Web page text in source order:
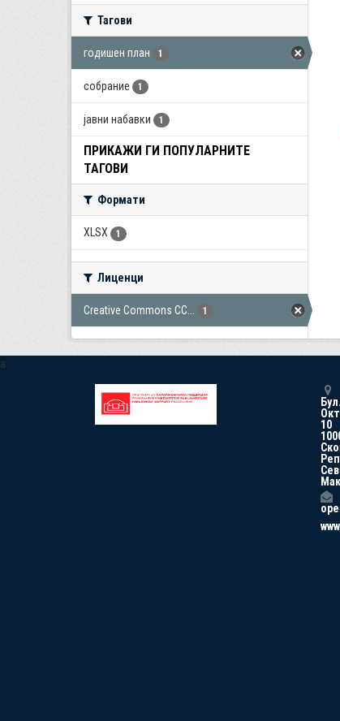
Тагови
годишен план 1
собрание 1
јавни набавки 1
ПРИКАЖИ ГИ ПОПУЛАРНИТЕ
ТАГОВИ
Формати
XLSX 1
Лиценци
Creative Commons CC... 1
a
10